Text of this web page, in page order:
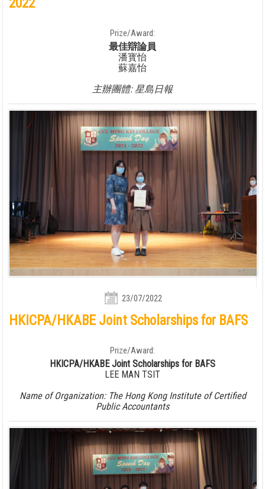
2022
Prize/Award:
最佳辯論員
潘寳怡
蘇嘉怡
主辦團體: 星島日報
23/07/2022
HKICPA/HKABE Joint Scholarships for BAFS
Prize/Award:
HKICPA/HKABE Joint Scholarships for BAFS
LEE MAN TSIT
Name of Organization: The Hong Kong Institute of Certified
Public Accountants